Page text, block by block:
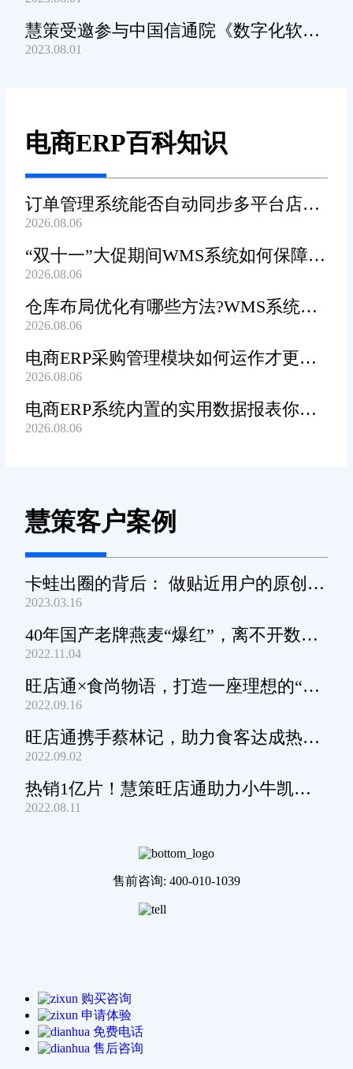
慧策受邀参与中国信通院《数字化软件
产品及服务能力》规范编制工作
2023.08.01
电商ERP百科知识
订单管理系统能否自动同步多平台店铺
订单?
2026.08.06
“双十一”大促期间WMS系统如何保障发
货效率?
2026.08.06
仓库布局优化有哪些方法?WMS系统能
辅助规划吗?
2026.08.06
电商ERP采购管理模块如何运作才更加
高效顺畅?
2026.08.06
电商ERP系统内置的实用数据报表你都
知道哪些?
2026.08.06
慧策客户案例
卡蛙出圈的背后： 做贴近用户的原创小
家电
2023.03.16
40年国产老牌燕麦“爆红”，离不开数字
化工具的支撑
2022.11.04
旺店通×食尚物语，打造一座理想的“零
食王国”
2022.09.16
旺店通携手蔡林记，助力食客达成热干
面自由
2022.09.02
热销1亿片！慧策旺店通助力小牛凯西
通关家庭牛排圈~
2022.08.11
售前咨询: 400-010-1039
购买咨询
申请体验
免费电话
售后咨询